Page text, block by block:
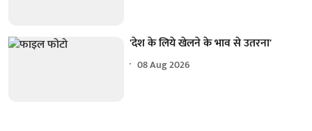
'देश के लिये खेलने के भाव से उतरना'
08 Aug 2026